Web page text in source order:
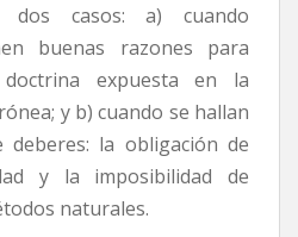
dos casos: a) cuando
buenas razones para
expuesta en la
y b) cuando se hallan
la obligación de
y la imposibilidad de
naturales.